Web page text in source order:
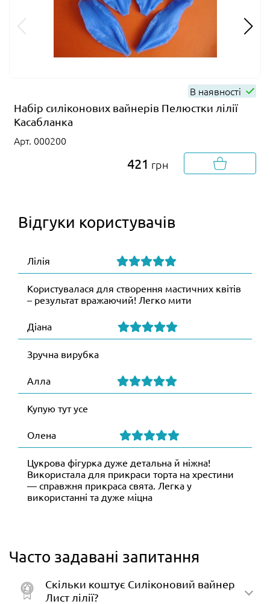
В наявності
Набір силіконових вайнерів Пелюстки лілії
Касабланка
Арт. 000200
421 грн
Відгуки користувачів
Лілія
Користувалася для створення мастичних квітів
– результат вражаючий! Легко мити
Діана
Зручна вирубка
Алла
Купую тут усе
Олена
Цукрова фігурка дуже детальна й ніжна!
Використала для прикраси торта на хрестини
— справжня прикраса свята. Легка у
використанні та дуже міцна
Часто задавані запитання
Скільки коштує Силіконовий вайнер
Лист лілії?